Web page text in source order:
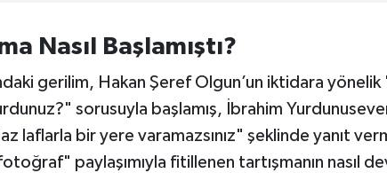
Nasıl Başlamıştı?
gerilim, Hakan Şeref Olgun’un iktidara
sorusuyla başlamış, İbrahim
laflarla bir yere varamazsınız" şeklinde yanıt
paylaşımıyla fitillenen tartışmanın nasıl